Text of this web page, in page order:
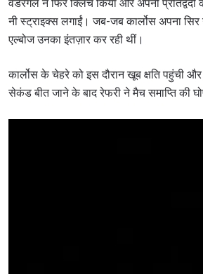
वंडरगर्ल ने फिर क्लिंच किया और अपनी
नी स्ट्राइक्स लगाईं। जब-जब कार्लोस अपना
एल्बोज उनका इंतज़ार कर रही थीं।
कार्लोस के चेहरे को इस दौरान खूब क्षति पहुंची
सेकंड बीत जाने के बाद रेफरी ने मैच समाप्ति की